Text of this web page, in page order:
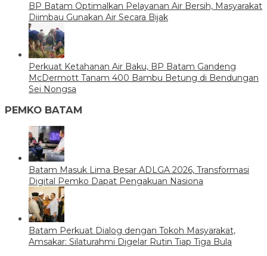
BP Batam Optimalkan Pelayanan Air Bersih, Masyarakat
Diimbau Gunakan Air Secara Bijak
Perkuat Ketahanan Air Baku, BP Batam Gandeng
McDermott Tanam 400 Bambu Betung di Bendungan
Sei Nongsa
PEMKO BATAM
Batam Masuk Lima Besar ADLGA 2026, Transformasi
Digital Pemko Dapat Pengakuan Nasiona
Batam Perkuat Dialog dengan Tokoh Masyarakat,
Amsakar: Silaturahmi Digelar Rutin Tiap Tiga Bula